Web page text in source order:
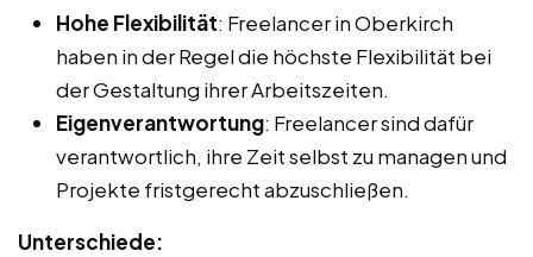
Hohe Flexibilität: Freelancer in Oberkirch
haben in der Regel die höchste Flexibilität bei
der Gestaltung ihrer Arbeitszeiten.
Eigenverantwortung: Freelancer sind dafür
verantwortlich, ihre Zeit selbst zu managen und
Projekte fristgerecht abzuschließen.
Unterschiede: